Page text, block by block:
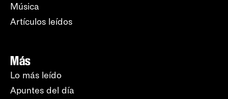
Música
Artículos leídos
Más
Lo más leído
Apuntes del día